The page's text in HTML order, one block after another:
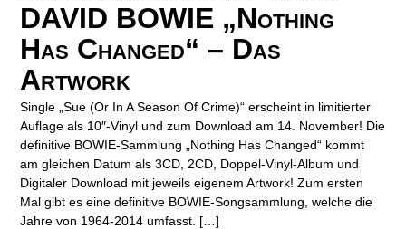
DAVID BOWIE „Nothing
Has Changed“ – Das
Artwork
Single „Sue (Or In A Season Of Crime)“ erscheint in limitierter
Auflage als 10″-Vinyl und zum Download am 14. November! Die
definitive BOWIE-Sammlung „Nothing Has Changed“ kommt
am gleichen Datum als 3CD, 2CD, Doppel-Vinyl-Album und
Digitaler Download mit jeweils eigenem Artwork! Zum ersten
Mal gibt es eine definitive BOWIE-Songsammlung, welche die
Jahre von 1964-2014 umfasst. […]